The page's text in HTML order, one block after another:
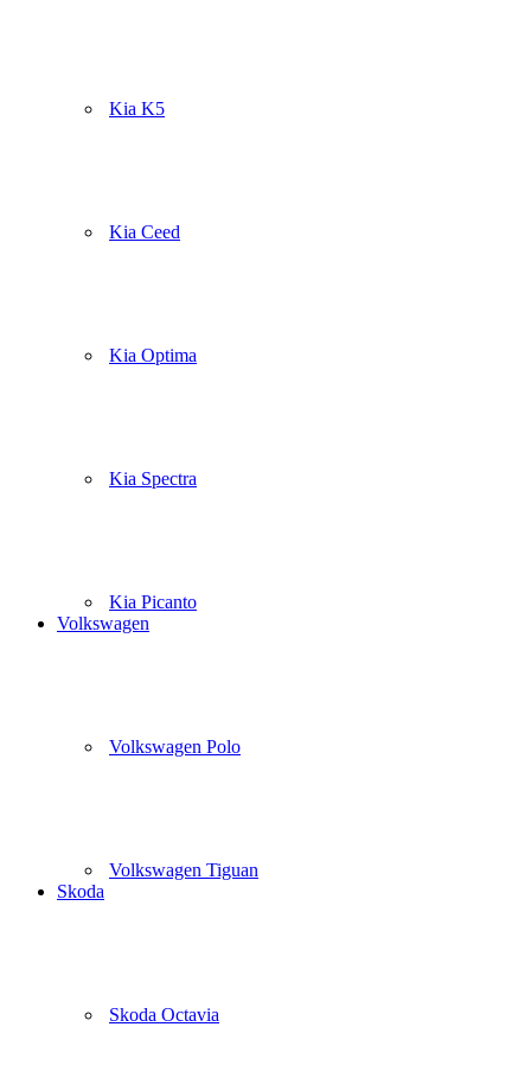
Kia K5
Kia Ceed
Kia Optima
Kia Spectra
Kia Picanto
Volkswagen
Volkswagen Polo
Volkswagen Tiguan
Skoda
Skoda Octavia